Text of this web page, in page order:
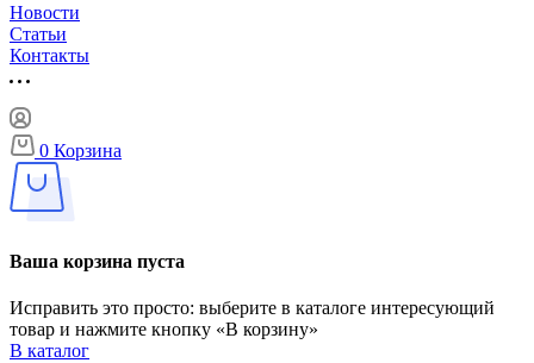
Новости
Статьи
Контакты
0 Корзина
Ваша корзина пуста
Исправить это просто: выберите в каталоге интересующий
товар и нажмите кнопку «В корзину»
В каталог